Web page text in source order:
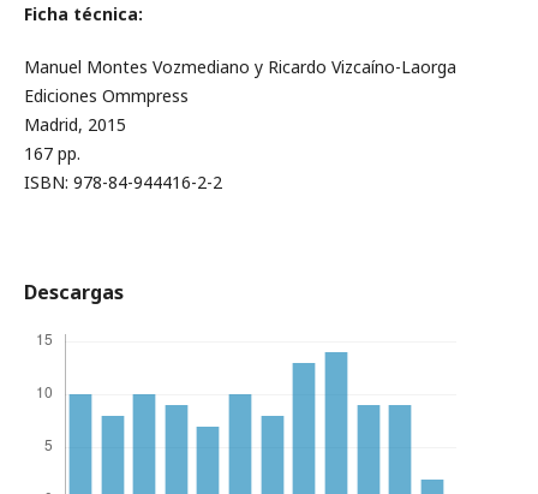
Ficha técnica:
Manuel Montes Vozmediano y Ricardo Vizcaíno-Laorga
Ediciones Ommpress
Madrid, 2015
167 pp.
ISBN: 978-84-944416-2-2
Descargas